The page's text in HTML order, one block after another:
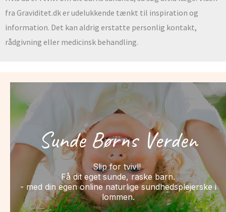
fra Graviditet.dk er udelukkende tænkt til inspiration og
information. Det kan aldrig erstatte personlig kontakt,
rådgivning eller medicinsk behandling.
Sunde Børns Verden
Slip for tvivl!
Få dit eget sunde, raske barn.
- med din egen online naturlige sundhedsplejerske i
lommen.